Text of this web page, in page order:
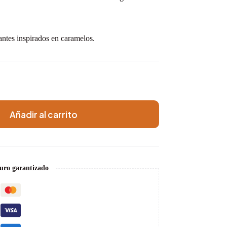
inspirados en caramelos.
Añadir al carrito
garantizado